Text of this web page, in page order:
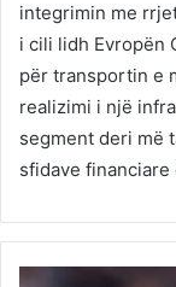
integrimin me
i cili lidh Evropën
për transportin e
realizimi i një
segment deri më
sfidave